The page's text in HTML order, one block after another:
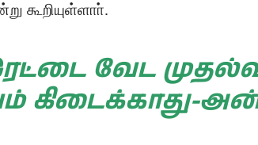
கூறியுள்ளாா்.
வேட
கிடைக்காது-